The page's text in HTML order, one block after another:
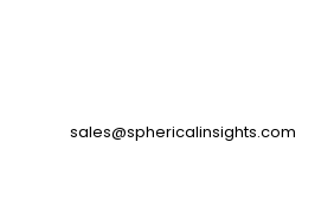
sales@sphericalinsights.com